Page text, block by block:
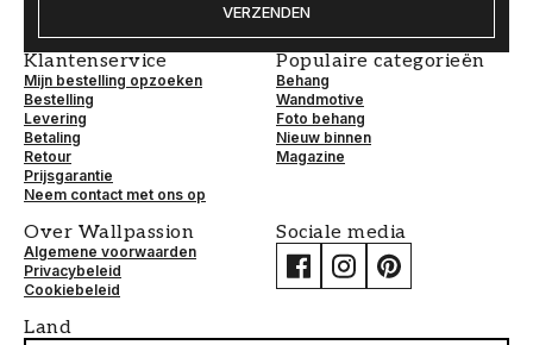
VERZENDEN
Klantenservice
Mijn bestelling opzoeken
Bestelling
Levering
Betaling
Retour
Prijsgarantie
Neem contact met ons op
Populaire categorieën
Behang
Wandmotive
Foto behang
Nieuw binnen
Magazine
Over Wallpassion
Algemene voorwaarden
Privacybeleid
Cookiebeleid
Sociale media
Land